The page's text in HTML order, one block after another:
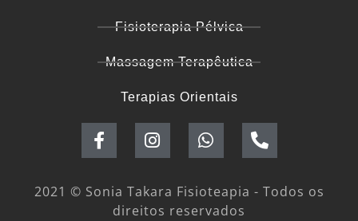
Fisioterapia Pélvica
Massagem Terapêutica
Terapias Orientais
2021 © Sonia Takara Fisioteapia - Todos os
direitos reservados